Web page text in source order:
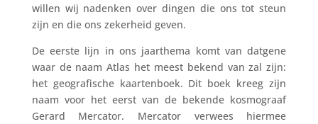
willen wij nadenken over dingen die ons tot steun
zijn en die ons zekerheid geven.
De eerste lijn in ons jaarthema komt van datgene
waar de naam Atlas het meest bekend van zal zijn:
het geografische kaartenboek. Dit boek kreeg zijn
naam voor het eerst van de bekende kosmograaf
Gerard Mercator. Mercator verwees hiermee